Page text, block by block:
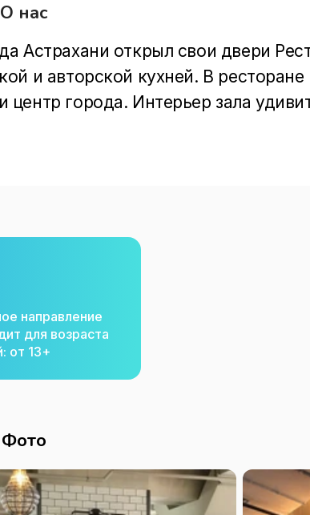
О нас
Астрахани открыл свои двери
и авторской кухней. В ресторане
города. Интерьер зала
модных тенденциях с большим
направление
для возраста
от 13+
Фото